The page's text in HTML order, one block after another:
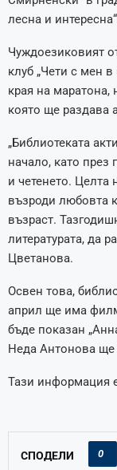
лесна и
Чуждоезиковият
клуб „Чети с мен
края на маратона,
която ще раздава
„Библиотеката
начало, като през
и четенето. Целта
възроди любовта
възраст.
литературата, да
Цветанова.
Освен това,
април ще има
бъде показан
Неда Антонова ще
Тази информация
СПОДЕЛИ 0